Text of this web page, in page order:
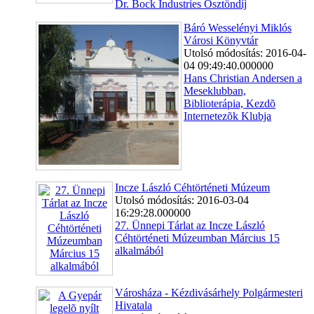
Dr. Bock Industries Ösztöndíj
Báró Wesselényi Miklós
Városi Könyvtár
Utolsó módosítás: 2016-04-
04 09:49:40.000000
Hans Christian Andersen a
Meseklubban,
Biblioterápia, Kezdõ
Internetezõk Klubja
Incze László Céhtörténeti Múzeum
Utolsó módosítás: 2016-03-04
16:29:28.000000
27. Ünnepi Tárlat az Incze László
Céhtörténeti Múzeumban Március 15
alkalmából
Városháza - Kézdivásárhely Polgármesteri
Hivatala